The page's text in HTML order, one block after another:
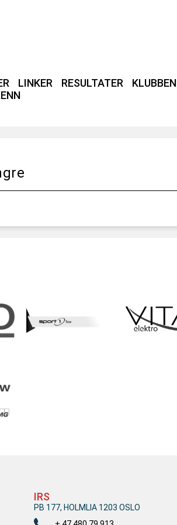
LINKER RESULTATER KLUBBEN
IRS
PB 177, HOLMLIA 1203 OSLO